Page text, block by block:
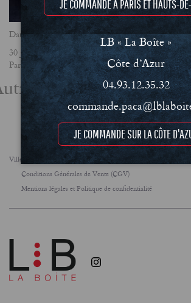
Date
30 janvier 2023
Partager
actualités
Villes FAQ Le concept
Notre
Conditions Générales de Vente (CGV)
Mentions légales et Politique de confidentialité
JE COMMANDE À PARIS ET HAUTS-
LB « La Boîte »
Côte d’Azur
04.93.12.35.32
JE COMMANDE SUR LA CÔTE